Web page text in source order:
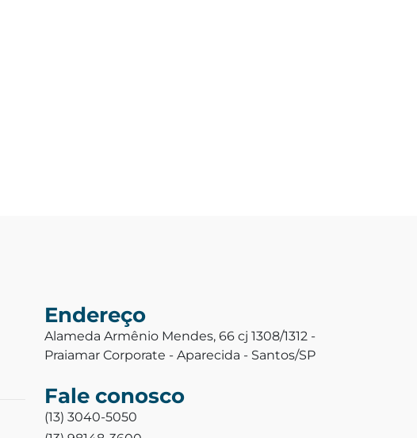
Endereço
Alameda Armênio Mendes, 66 cj 1308/1312 -
Praiamar Corporate - Aparecida - Santos/SP
Fale conosco
(13) 3040-5050